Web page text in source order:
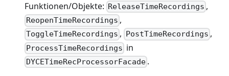
Funktionen/Objekte: ReleaseTimeRecordings ,
ReopenTimeRecordings ,
ToggleTimeRecordings , PostTimeRecordings ,
ProcessTimeRecordings in
DYCETimeRecProcessorFacade .